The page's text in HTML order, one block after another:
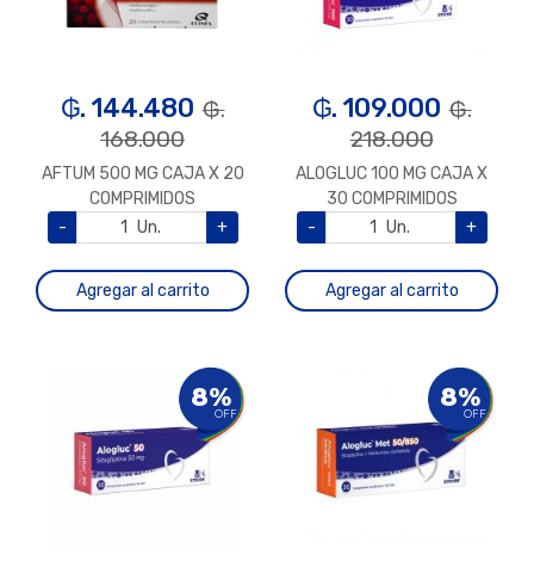
₲. 144.480 ₲.
168.000
AFTUM 500 MG CAJA X 20
COMPRIMIDOS
-
Un. +
Agregar al carrito
₲. 109.000 ₲.
218.000
ALOGLUC 100 MG CAJA X
30 COMPRIMIDOS
-
Un. +
Agregar al carrito
8%
OFF
8%
OFF